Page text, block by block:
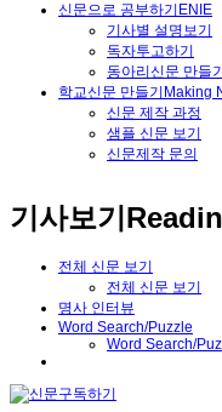
신문으로 공부하기 ENIE
기사별 설명보기
독자투고하기
동아리신문 만들기
학교신문 만들기 Making
신문 제작 과정
샘플 신문 보기
신문제작 문의
기사보기
전체 신문 보기
전체 신문 보기
명사 인터뷰
Word Search/Puzzle
Word Search/